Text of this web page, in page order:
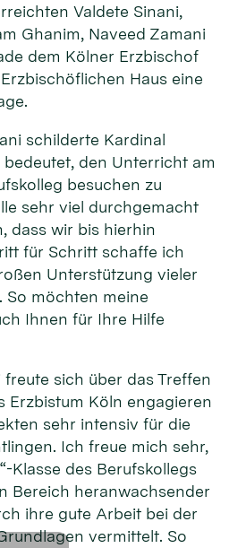
Valdete Sinani,
Ghanim, Naveed Zamani
dem Kölner Erzbischof
Haus eine
schilderte Kardinal
bedeutet, den Unterricht am
besuchen zu
sehr viel durchgemacht
dass wir bis hierhin
für Schritt schaffe ich
Unterstützung vieler
möchten meine
Ihnen für Ihre Hilfe
sich über das Treffen
Erzbistum Köln engagieren
sehr intensiv für die
Ich freue mich sehr,
Klasse des Berufskollegs
Bereich heranwachsender
ihre gute Arbeit bei der
vermittelt. So